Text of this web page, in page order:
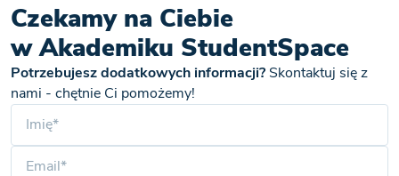
Czekamy na Ciebie
w Akademiku StudentSpace
Potrzebujesz dodatkowych informacji? Skontaktuj się z
nami - chętnie Ci pomożemy!